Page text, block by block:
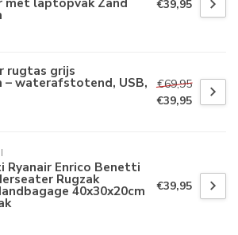
€39,95
rugtas grijs
– waterafstotend, USB,
€69,95
€39,95
Ryanair Enrico Benetti
Rugzak
40x30x20cm €39,95